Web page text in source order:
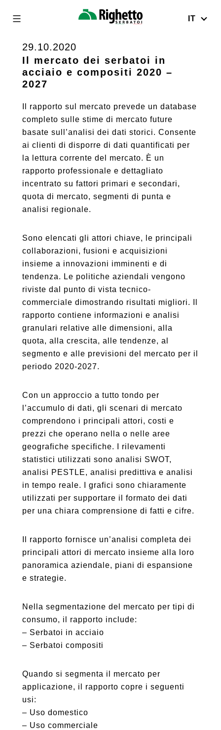
content
Righetto
IT
29.10.2020
Il mercato dei serbatoi in
acciaio e compositi 2020 –
2027
Il rapporto sul mercato prevede un database
completo sulle stime di mercato future
basate sull’analisi dei dati storici. Consente
ai clienti di disporre di dati quantificati per
la lettura corrente del mercato. È un
rapporto professionale e dettagliato
incentrato su fattori primari e secondari,
quota di mercato, segmenti di punta e
analisi regionale.
Sono elencati gli attori chiave, le principali
collaborazioni, fusioni e acquisizioni
insieme a innovazioni imminenti e di
tendenza. Le politiche aziendali vengono
riviste dal punto di vista tecnico-
commerciale dimostrando risultati migliori. Il
rapporto contiene informazioni e analisi
granulari relative alle dimensioni, alla
quota, alla crescita, alle tendenze, al
segmento e alle previsioni del mercato per il
periodo 2020-2027.
Con un approccio a tutto tondo per
l’accumulo di dati, gli scenari di mercato
comprendono i principali attori, costi e
prezzi che operano nella o nelle aree
geografiche specifiche. I rilevamenti
statistici utilizzati sono analisi SWOT,
analisi PESTLE, analisi predittiva e analisi
in tempo reale. I grafici sono chiaramente
utilizzati per supportare il formato dei dati
per una chiara comprensione di fatti e cifre.
Il rapporto fornisce un’analisi completa dei
principali attori di mercato insieme alla loro
panoramica aziendale, piani di espansione
e strategie.
Nella segmentazione del mercato per tipi di
consumo, il rapporto include:
– Serbatoi in acciaio
– Serbatoi compositi
Quando si segmenta il mercato per
applicazione, il rapporto copre i seguenti
usi:
– Uso domestico
– Uso commerciale